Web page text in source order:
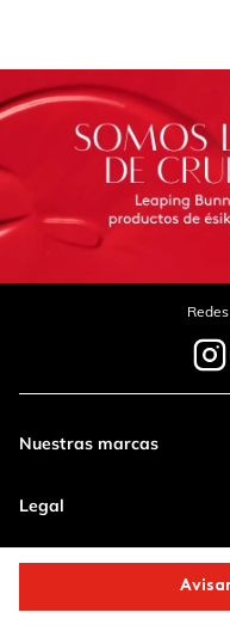
Nuestras marcas
Legal
Contáctanos